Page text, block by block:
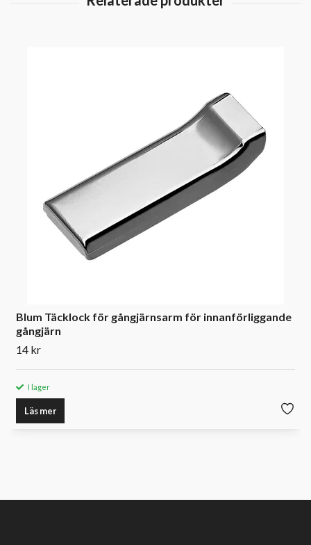
Blum Täcklock för gångjärnsarm för innanförliggande
gångjärn
14 kr
I lager
Läs mer